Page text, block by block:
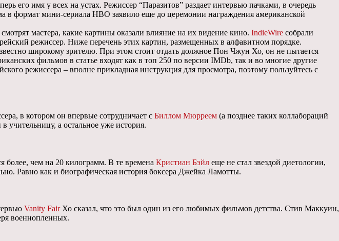
его имя у всех на устах. Режиссер “Паразитов” раздает интервью пачками, в очередь
формат мини-сериала HBO заявило еще до церемонии награждения американской
мастера, какие картины оказали влияние на их видение кино. IndieWire собрали
режиссер. Ниже перечень этих картин, размещенных в алфавитном порядке.
широкому зрителю. При этом стоит отдать должное Пон Чжун Хо, он не пытается
фильмов в статье входят как в топ 250 по версии IMDb, так и во многие другие
режиссера – вполне прикладная инструкция для просмотра, поэтому пользуйтесь с
в котором он впервые сотрудничает с Биллом Мюрреем (а позднее таких коллабораций
а остальное уже история.
более, чем на 20 килограмм. В те времена Кристиан Бэйл еще не стал звездой диетологии,
Равно как и биографическая история боксера Джейка Ламотты.
Vanity FairХо сказал, что это был один из его любимых фильмов детства. Стив Маккуин,
военнопленных.